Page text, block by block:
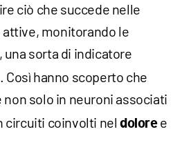
ciò che succede nelle
monitorando le
una sorta di indicatore
Così hanno scoperto che
non solo in neuroni associati
circuiti coinvolti neldoloree